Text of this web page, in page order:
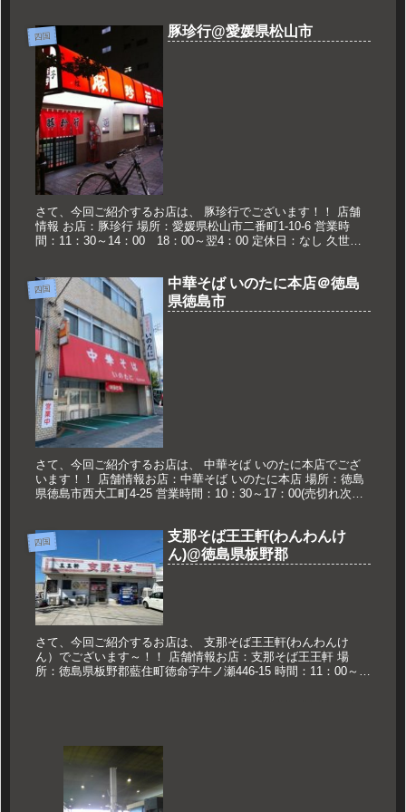
四国 豚珍行@愛媛県松山市
さて、今回ご紹介するお店は、 豚珍行でございます！！ 店舗
情報 お店：豚珍行 場所：愛媛県松山市二番町1-10-6 営業時
間：11：30～14：00 18：00～翌4：00 定休日：なし 久世の
四国
中華そば いのたに本店＠徳島
県徳島市
さて、今回ご紹介するお店は、 中華そば いのたに本店でござ
います！！ 店舗情報お店：中華そば いのたに本店 場所：徳島
県徳島市西大工町4-25 営業時間：10：30～17：00(売切れ次第
四国
支那そば王王軒(わんわんけ
ん)@徳島県板野郡
さて、今回ご紹介するお店は、 支那そば王王軒(わんわんけ
ん）でございます～！！ 店舗情報お店：支那そば王王軒 場
所：徳島県板野郡藍住町徳命字牛ノ瀬446-15 時間：11：00～